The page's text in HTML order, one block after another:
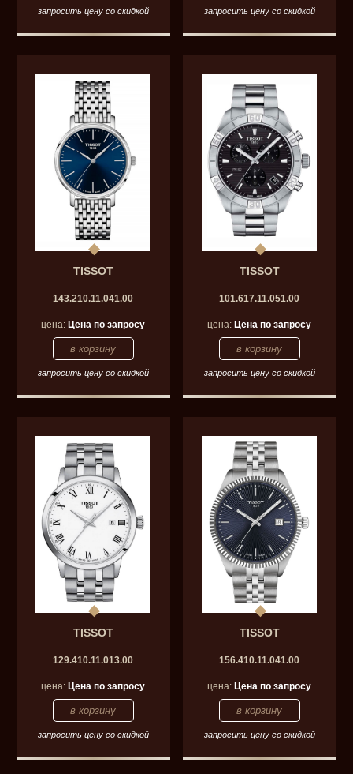
запросить цену со скидкой запросить цену со скидкой
TISSOT
143.210.11.041.00
цена:Цена по запросу
запросить цену со скидкой
TISSOT
101.617.11.051.00
цена:Цена по запросу
запросить цену со скидкой
TISSOT
129.410.11.013.00
цена:Цена по запросу
запросить цену со скидкой
TISSOT
156.410.11.041.00
цена:Цена по запросу
запросить цену со скидкой